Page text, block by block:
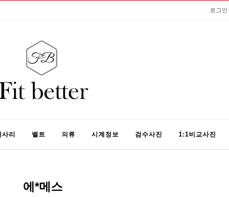
로그인
리 벨트 의류 시계정보 검수사진 1:1비교사진
에*메스